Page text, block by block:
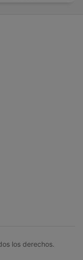
los derechos.